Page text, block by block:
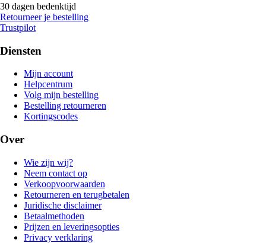
30 dagen bedenktijd
Retourneer je bestelling
Trustpilot
Diensten
Mijn account
Helpcentrum
Volg mijn bestelling
Bestelling retourneren
Kortingscodes
Over
Wie zijn wij?
Neem contact op
Verkoopvoorwaarden
Retourneren en terugbetalen
Juridische disclaimer
Betaalmethoden
Prijzen en leveringsopties
Privacy verklaring